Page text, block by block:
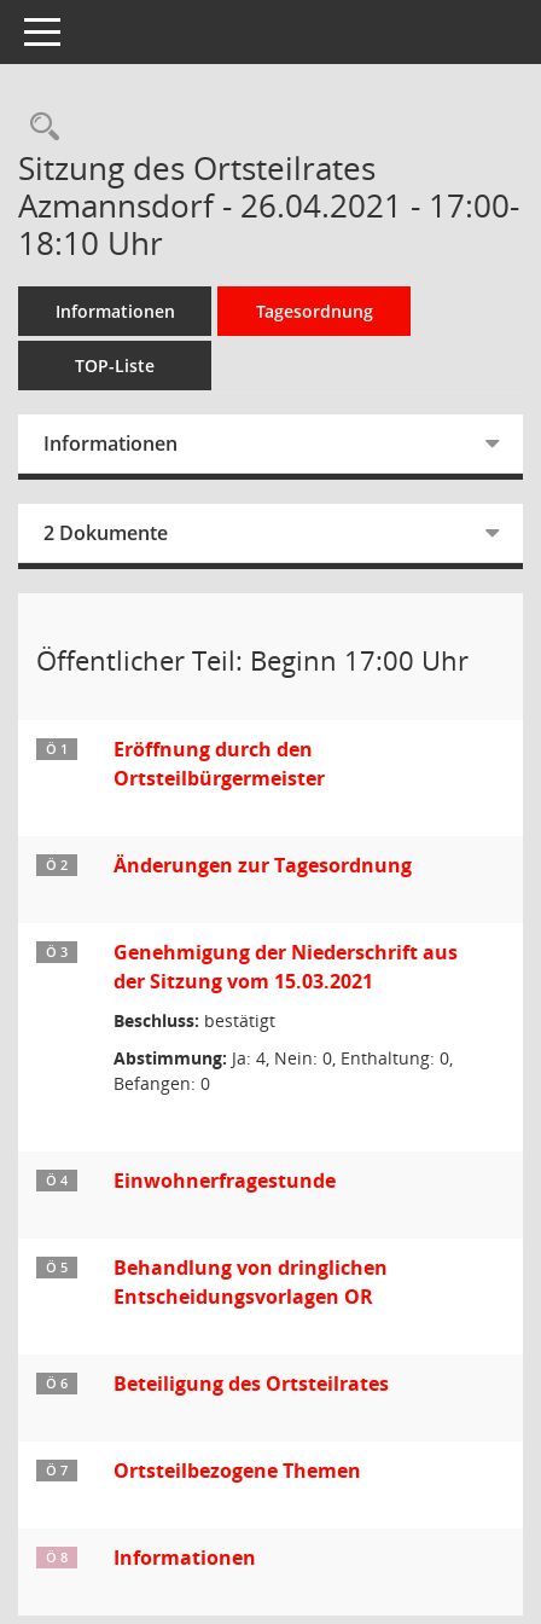
Toggle navigation
Rechercheauswahl
Sitzung des Ortsteilrates
Azmannsdorf - 26.04.2021 - 17:00-
18:10 Uhr
Informationen Tagesordnung
TOP-Liste
Informationen
2 Dokumente
Öffentlicher Teil: Beginn 17:00 Uhr
Ö 1
Eröffnung durch den
Ortsteilbürgermeister
Ö 2 Änderungen zur Tagesordnung
Ö 3
Genehmigung der Niederschrift aus
der Sitzung vom 15.03.2021
Beschluss: bestätigt
Abstimmung: Ja: 4, Nein: 0, Enthaltung: 0,
Befangen: 0
Ö 4 Einwohnerfragestunde
Ö 5
Behandlung von dringlichen
Entscheidungsvorlagen OR
Ö 6 Beteiligung des Ortsteilrates
Ö 7 Ortsteilbezogene Themen
Ö 8 Informationen